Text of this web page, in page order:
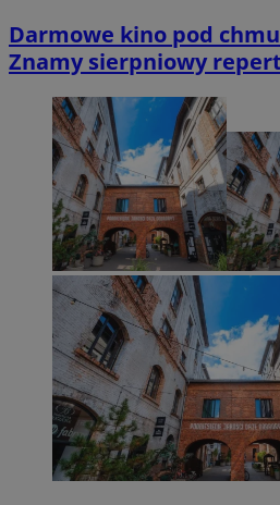
Darmowe kino pod
Znamy sierpniowy